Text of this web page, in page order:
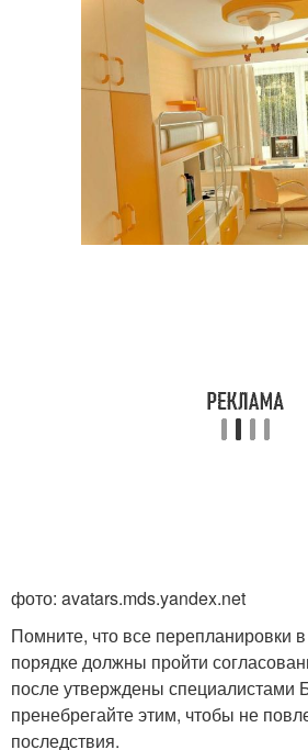
фото: avatars.mds.yandex.net
Помните, что все перепланировки
порядке должны пройти
после утверждены специалистами
пренебрегайте этим, чтобы не
последствия.